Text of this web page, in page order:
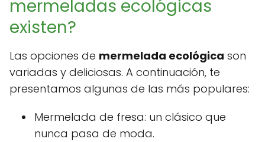
mermeladas ecológicas
existen?
Las opciones de mermelada ecológica son
variadas y deliciosas. A continuación, te
presentamos algunas de las más populares:
Mermelada de fresa: un clásico que
nunca pasa de moda.